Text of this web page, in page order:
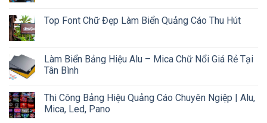
Top Font Chữ Đẹp Làm Biển Quảng Cáo Thu Hút
Làm Biển Bảng Hiệu Alu – Mica Chữ Nổi Giá Rẻ Tại
Tân Bình
Thi Công Bảng Hiệu Quảng Cáo Chuyên Ngiệp | Alu,
Mica, Led, Pano